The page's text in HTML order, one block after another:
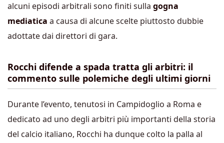
alcuni episodi arbitrali sono finiti sulla gogna
mediatica a causa di alcune scelte piuttosto dubbie
adottate dai direttori di gara.
Rocchi difende a spada tratta gli arbitri: il
commento sulle polemiche degli ultimi giorni
Durante l’evento, tenutosi in Campidoglio a Roma e
dedicato ad uno degli arbitri più importanti della storia
del calcio italiano, Rocchi ha dunque colto la palla al